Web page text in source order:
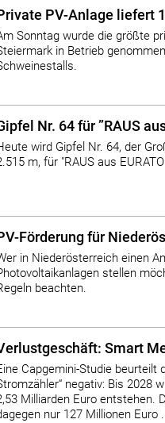
PV-Anlage liefert
Sonntag wurde die größte
in Betrieb
Nr. 64 für ”RAUS
wird Gipfel Nr. 64, der
m, für "RAUS aus
Förderung für
in Niederösterreich einen
stellen
beachten.
Smart
Capgemini-Studie beurteilt
negativ: Bis 2028
Milliarden Euro entstehen.
nur 127 Millionen Euro